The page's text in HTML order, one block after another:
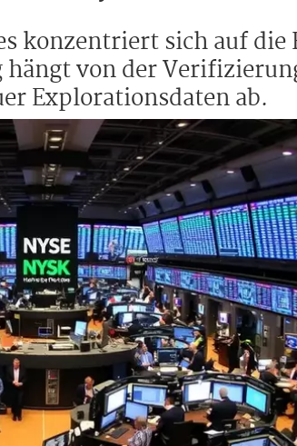
konzentriert sich auf die
von der
Explorationsdaten ab.